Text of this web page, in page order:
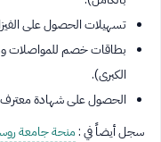
تسهيلات الحصول على
بطاقات خصم للمواصلات
الكبرى).
الحصول على شهادة معترف
سجل أيضاً في :منحة جامعة